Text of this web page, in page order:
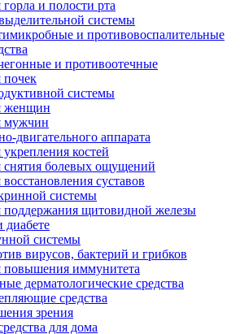
горла и полости рта
системы
и противовоспалительные
и противоотечные
почек
системы
женщин
мужчин
двигательного аппарата
укрепления костей
снятия болевых ощущений
суставов
системы
поддержания щитовидной железы
диабете
системы
вирусов, бактерий и грибков
повышения иммунитета
дерматологические средства
средства
зрения
для дома